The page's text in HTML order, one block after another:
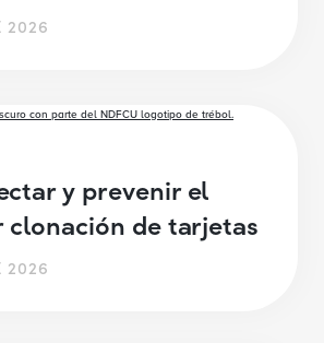
2026
y prevenir el
clonación de tarjetas
2026